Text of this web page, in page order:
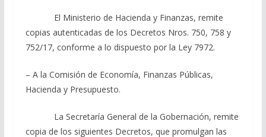
El Ministerio de Hacienda y Finanzas, remite
copias autenticadas de los Decretos Nros. 750, 758 y
752/17, conforme a lo dispuesto por la Ley 7972.
– A la Comisión de Economía, Finanzas Públicas,
Hacienda y Presupuesto.
La Secretaría General de la Gobernación, remite
copia de los siguientes Decretos, que promulgan las